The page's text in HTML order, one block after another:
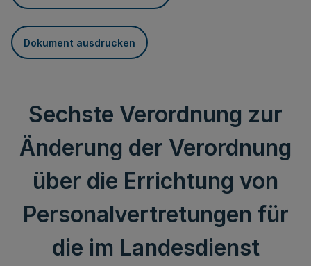
Dokument ausdrucken
Sechste Verordnung zur
Änderung der Verordnung
über die Errichtung von
Personalvertretungen für
die im Landesdienst